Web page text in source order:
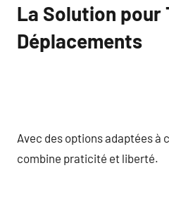
La Solution pour
Déplacements
Avec des options adaptées à
combine praticité et liberté.